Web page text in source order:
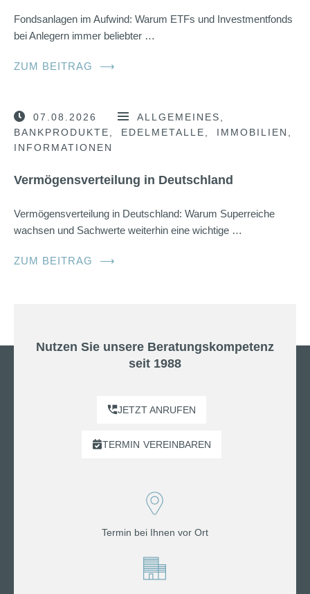
Fondsanlagen im Aufwind: Warum ETFs und Investmentfonds
bei Anlegern immer beliebter …
ZUM BEITRAG ⟶
07.08.2026
ALLGEMEINES
BANKPRODUKTE
EDELMETALLE
IMMOBILIEN
INFORMATIONEN
Vermögensverteilung in Deutschland
Vermögensverteilung in Deutschland: Warum Superreiche
wachsen und Sachwerte weiterhin eine wichtige …
ZUM BEITRAG ⟶
Nutzen Sie unsere Beratungskompetenz
seit 1988
JETZT ANRUFEN
TERMIN VEREINBAREN
Termin bei Ihnen vor Ort